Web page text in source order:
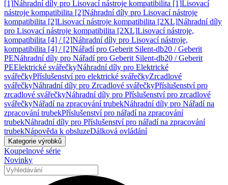
[1]Náhradní díly pro Lisovací nástroje kompatibilita [1]Lisovací
nástroje kompatibilita [2]Náhradní díly pro Lisovací nástroje
kompatibilita [2]Lisovací nástroje kompatibilita [2XL]Náhradní díly
pro Lisovací nástroje kompatibilita [2XL]Lisovací nástroje,
kompatibilita [4] / [2]Náhradní díly pro Lisovací nástroje,
kompatibilita [4] / [2]Nářadí pro Geberit Silent-db20 / Geberit
PENáhradní díly pro Nářadí pro Geberit Silent-db20 / Geberit
PEElektrické svářečkyNáhradní díly pro Elektrické
svářečkyPříslušenství pro elektrické svářečkyZrcadlové
svářečkyNáhradní díly pro Zrcadlové svářečkyPříslušenství pro
zrcadlové svářečkyNáhradní díly pro Příslušenství pro zrcadlové
svářečkyNářadí na zpracování trubekNáhradní díly pro Nářadí na
zpracování trubekPříslušenství pro nářadí na zpracování
trubekNáhradní díly pro Příslušenství pro nářadí na zpracování
trubekNápověda k obsluzeDálková ovládání
Kategorie výrobků
Koupelnové série
Novinky